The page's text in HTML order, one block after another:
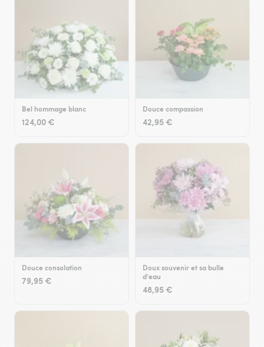
Bel hommage blanc
124,00 €
Douce compassion
42,95 €
Douce consolation
79,95 €
Doux souvenir et sa bulle
d'eau
48,95 €